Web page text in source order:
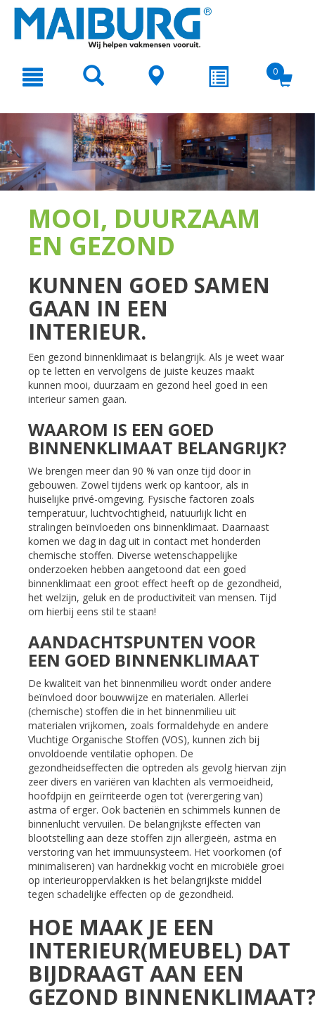
text.skipToNavigation
0
MOOI, DUURZAAM
EN GEZOND
KUNNEN GOED SAMEN
GAAN IN EEN
INTERIEUR.
Een gezond binnenklimaat is belangrijk. Als je weet waar
op te letten en vervolgens de juiste keuzes maakt
kunnen mooi, duurzaam en gezond heel goed in een
interieur samen gaan.
WAAROM IS EEN GOED
BINNENKLIMAAT BELANGRIJK?
We brengen meer dan 90 % van onze tijd door in
gebouwen. Zowel tijdens werk op kantoor, als in
huiselijke privé-omgeving. Fysische factoren zoals
temperatuur, luchtvochtigheid, natuurlijk licht en
stralingen beïnvloeden ons binnenklimaat. Daarnaast
komen we dag in dag uit in contact met honderden
chemische stoffen. Diverse wetenschappelijke
onderzoeken hebben aangetoond dat een goed
binnenklimaat een groot effect heeft op de gezondheid,
het welzijn, geluk en de productiviteit van mensen. Tijd
om hierbij eens stil te staan!
AANDACHTSPUNTEN VOOR
EEN GOED BINNENKLIMAAT
De kwaliteit van het binnenmilieu wordt onder andere
beïnvloed door bouwwijze en materialen. Allerlei
(chemische) stoffen die in het binnenmilieu uit
materialen vrijkomen, zoals formaldehyde en andere
Vluchtige Organische Stoffen (VOS), kunnen zich bij
onvoldoende ventilatie ophopen. De
gezondheidseffecten die optreden als gevolg hiervan zijn
zeer divers en variëren van klachten als vermoeidheid,
hoofdpijn en geïrriteerde ogen tot (verergering van)
astma of erger. Ook bacteriën en schimmels kunnen de
binnenlucht vervuilen. De belangrijkste effecten van
blootstelling aan deze stoffen zijn allergieën, astma en
verstoring van het immuunsysteem. Het voorkomen (of
minimaliseren) van hardnekkig vocht en microbiële groei
op interieuroppervlakken is het belangrijkste middel
tegen schadelijke effecten op de gezondheid.
HOE MAAK JE EEN
INTERIEUR(MEUBEL) DAT
BIJDRAAGT AAN EEN
GEZOND